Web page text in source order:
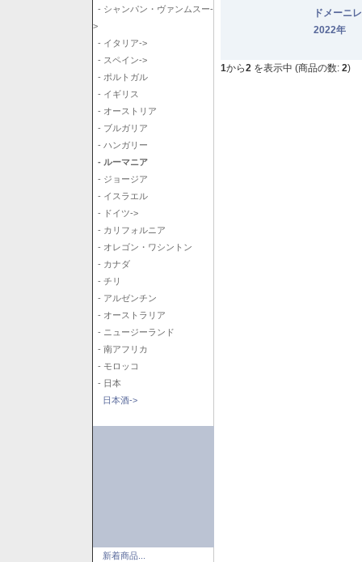
- シャンパン・ヴァンムスー-
>
- イタリア->
- スペイン->
- ポルトガル
- イギリス
- オーストリア
- ブルガリア
- ハンガリー
- ルーマニア
- ジョージア
- イスラエル
- ドイツ->
- カリフォルニア
- オレゴン・ワシントン
- カナダ
- チリ
- アルゼンチン
- オーストラリア
- ニュージーランド
- 南アフリカ
- モロッコ
- 日本
日本酒->
新着商品...
ドメー
2022年
1から2 を表示中 (商品の数: 2)